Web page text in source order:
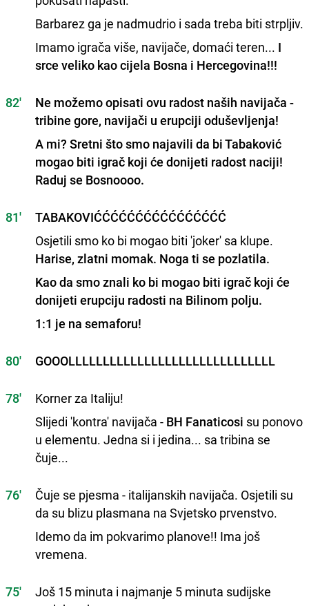
Barbarez ga je nadmudrio i sada treba biti strpljiv.
Imamo igrača više, navijače, domaći teren... I
srce veliko kao cijela Bosna i Hercegovina!!!
82'
Ne možemo opisati ovu radost naših navijača -
tribine gore, navijači u erupciji oduševljenja!
A mi? Sretni što smo najavili da bi Tabaković
mogao biti igrač koji će donijeti radost naciji!
Raduj se Bosnoooo.
81'
TABAKOVIĆĆĆĆĆĆĆĆĆĆĆĆĆĆĆĆ
Osjetili smo ko bi mogao biti 'joker' sa klupe.
Harise, zlatni momak. Noga ti se pozlatila.
Kao da smo znali ko bi mogao biti igrač koji će
donijeti erupciju radosti na Bilinom polju.
1:1 je na semaforu!
80' GOOOLLLLLLLLLLLLLLLLLLLLLLLLLLLLLL
78'
Korner za Italiju!
Slijedi 'kontra' navijača - BH Fanaticosi su ponovo
u elementu. Jedna si i jedina... sa tribina se
čuje...
76'
Čuje se pjesma - italijanskih navijača. Osjetili su
da su blizu plasmana na Svjetsko prvenstvo.
Idemo da im pokvarimo planove!! Ima još
vremena.
75'
Još 15 minuta i najmanje 5 minuta sudijske